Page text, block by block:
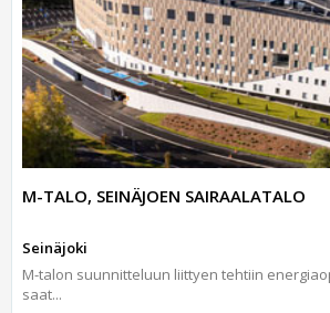
M-TALO, SEINÄJOEN SAIRAALATALO
Seinäjoki
M-talon suunnitteluun liittyen tehtiin
saat...